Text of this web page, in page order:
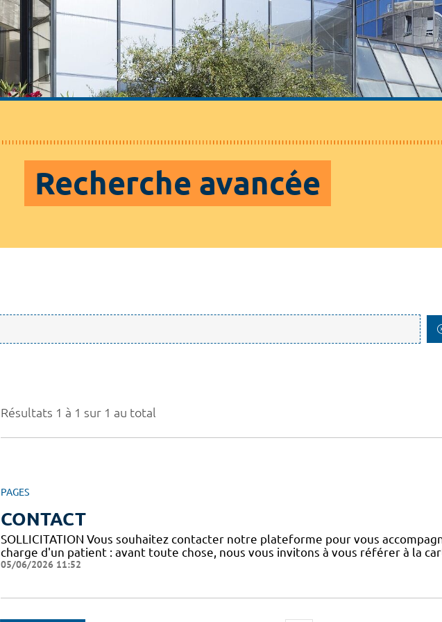
Recherche avancée
Résultats 1 à 1 sur 1 au total
PAGES
CONTACT
SOLLICITATION Vous souhaitez contacter notre plateforme pour vous
charge d'un patient : avant toute chose, nous vous invitons à vous référer à la
05/06/2026 11:52